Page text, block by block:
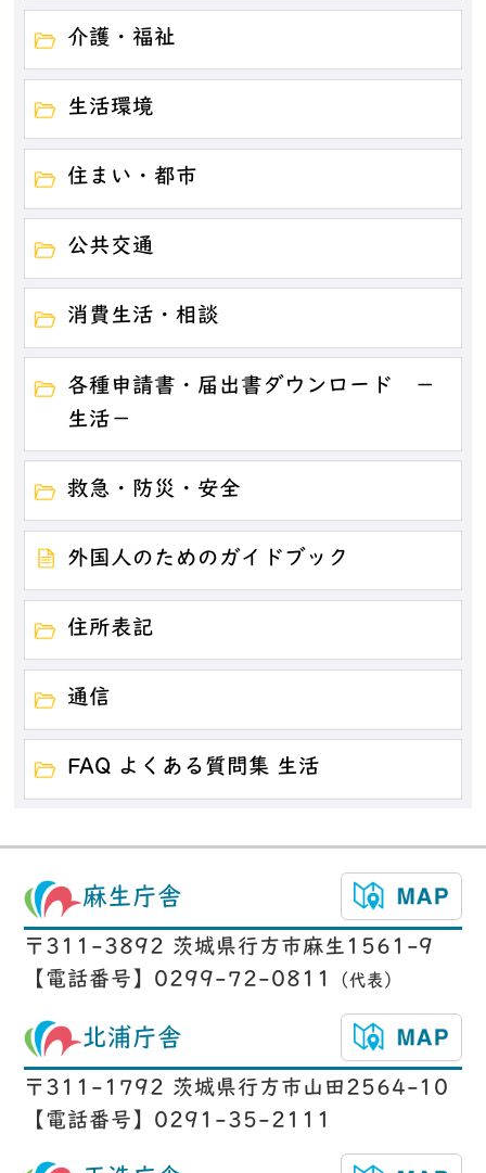
介護・福祉
生活環境
住まい・都市
公共交通
消費生活・相談
各種申請書・届出書ダウンロード －
生活－
救急・防災・安全
外国人のためのガイドブック
住所表記
通信
FAQ よくある質問集 生活
麻生庁舎
〒311-3892 茨城県行方市麻生1561-9
【電話番号】0299-72-0811
（代表）
北浦庁舎
〒311-1792 茨城県行方市山田2564-10
【電話番号】0291-35-2111